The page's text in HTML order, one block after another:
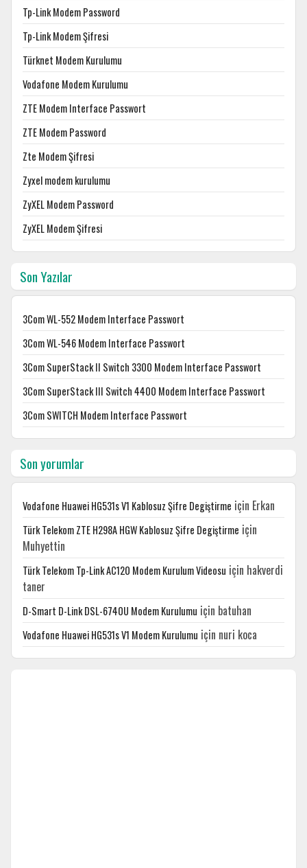
Tp-Link Modem Password
Tp-Link Modem Şifresi
Türknet Modem Kurulumu
Vodafone Modem Kurulumu
ZTE Modem Interface Passwort
ZTE Modem Password
Zte Modem Şifresi
Zyxel modem kurulumu
ZyXEL Modem Password
ZyXEL Modem Şifresi
Son Yazılar
3Com WL-552 Modem Interface Passwort
3Com WL-546 Modem Interface Passwort
3Com SuperStack II Switch 3300 Modem Interface Passwort
3Com SuperStack III Switch 4400 Modem Interface Passwort
3Com SWITCH Modem Interface Passwort
Son yorumlar
Vodafone Huawei HG531s V1 Kablosuz Şifre Degiştirme için Erkan
Türk Telekom ZTE H298A HGW Kablosuz Şifre Degiştirme için
Muhyettin
Türk Telekom Tp-Link AC120 Modem Kurulum Videosu için hakverdi
taner
D-Smart D-Link DSL-6740U Modem Kurulumu için batuhan
Vodafone Huawei HG531s V1 Modem Kurulumu için nuri koca